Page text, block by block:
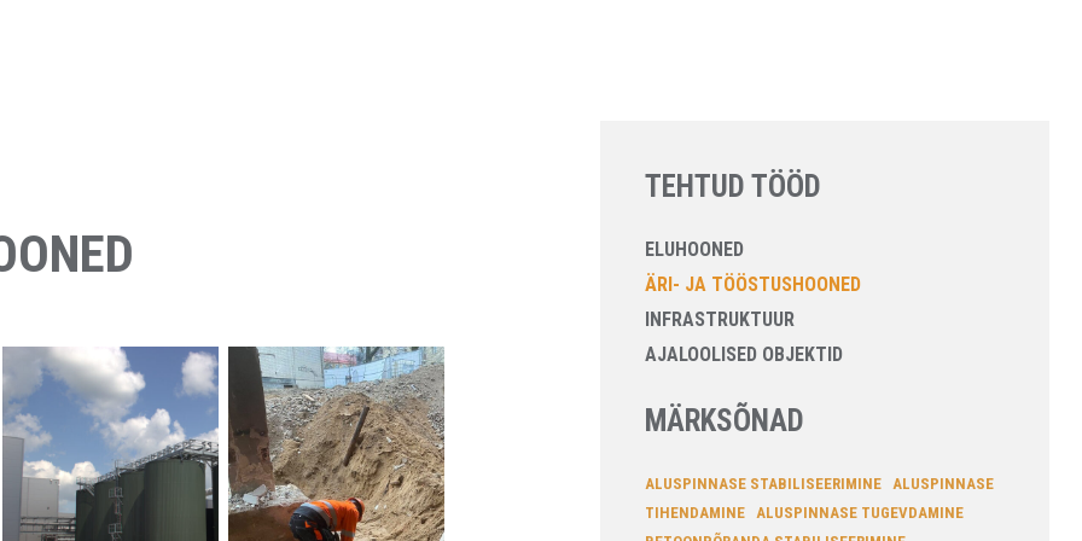
TEHTUD TÖÖD
ELUHOONED
ÄRI- JA TÖÖSTUSHOONED
INFRASTRUKTUUR
AJALOOLISED OBJEKTID
MÄRKSÕNAD
ALUSPINNASE STABILISEERIMINE
ALUSPINNASE
TIHENDAMINE
ALUSPINNASE TUGEVDAMINE